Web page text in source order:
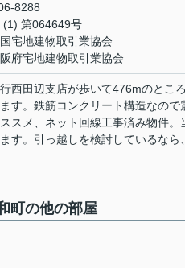
8288
(1) 第064649号
国宅地建物取引業協会
阪府宅地建物取引業協会
西田辺支店が歩いて476mのとこ
す。鉄筋コンクリート構造なの
スメ、ネット回線工事済み物件
す。引っ越しを検討しているなら
町の他の部屋